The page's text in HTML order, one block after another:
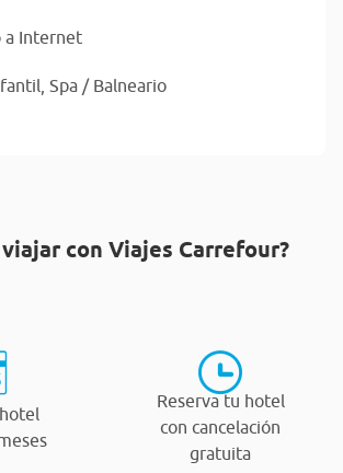
a Internet
Spa / Balneario
viajar con Viajes Carrefour?
Reserva tu hotel
con cancelación
gratuita